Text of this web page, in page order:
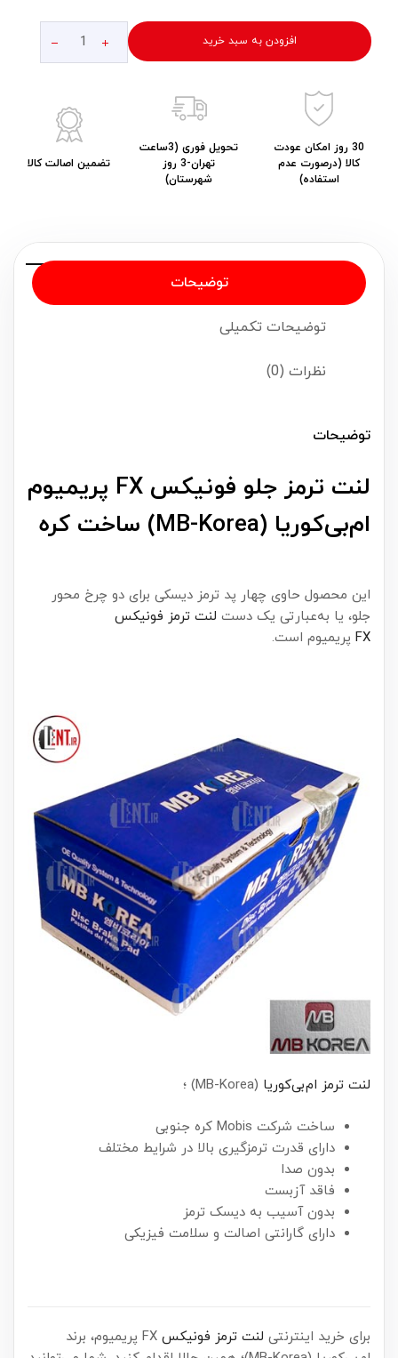
افزودن به سبد خرید
30 روز امکان عودت
کالا (درصورت عدم
استفاده)
تحویل فوری (3ساعت
تهران-3 روز
شهرستان)
تضمین اصالت کالا
توضیحات
توضیحات تکمیلی
نظرات (0)
توضیحات
لنت ترمز جلو فونیکس FX پریمیوم
ام‌بی‌کوریا (MB-Korea) ساخت کره
این محصول حاوی چهار پد ترمز دیسکی برای دو چرخ محور
جلو، یا به‌عبارتی یک دست لنت ترمز فونیکس
FX پریمیوم است.
لنت ترمز ام‌بی‌کوریا (MB-Korea) ؛
ساخت شرکت Mobis کره جنوبی
دارای قدرت ترمزگیری بالا در شرایط مختلف
بدون صدا
فاقد آزبست
بدون آسیب به دیسک ترمز
دارای گارانتی اصالت و سلامت فیزیکی
برای خرید اینترنتی لنت ترمز فونیکس
FX پریمیوم، برند